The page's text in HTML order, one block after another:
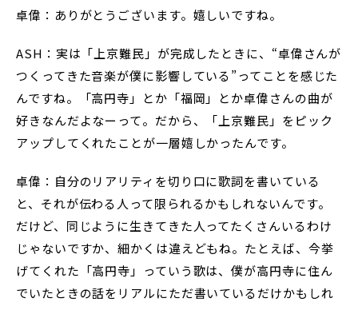
卓偉：ありがとうございます。嬉しいですね。
ASH：実は「上京難民」が完成したときに、“卓偉さんが
つくってきた音楽が僕に影響している”ってことを感じた
んですね。「高円寺」とか「福岡」とか卓偉さんの曲が
好きなんだよなーって。だから、「上京難民」をピック
アップしてくれたことが一層嬉しかったんです。
卓偉：自分のリアリティを切り口に歌詞を書いている
と、それが伝わる人って限られるかもしれないんです。
だけど、同じように生きてきた人ってたくさんいるわけ
じゃないですか、細かくは違えどもね。たとえば、今挙
げてくれた「高円寺」っていう歌は、僕が高円寺に住ん
でいたときの話をリアルにただ書いているだけかもしれ